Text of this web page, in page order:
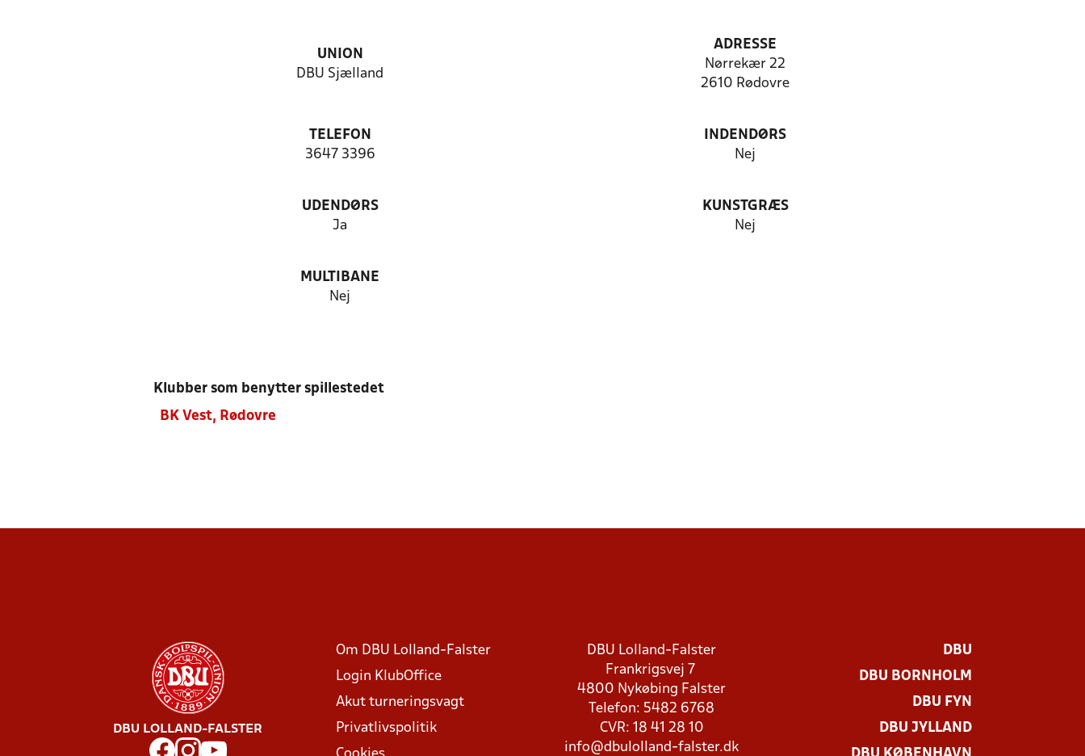
UNION
DBU Sjælland
ADRESSE
Nørrekær 22
2610 Rødovre
TELEFON
3647 3396
INDENDØRS
Nej
UDENDØRS
Ja
KUNSTGRÆS
Nej
MULTIBANE
Nej
Klubber som benytter spillestedet
BK Vest, Rødovre
DBU LOLLAND-FALSTER
Om DBU Lolland-Falster
Login KlubOffice
Akut turneringsvagt
Privatlivspolitik
DBU Lolland-Falster
Frankrigsvej 7
4800 Nykøbing Falster
Telefon: 5482 6768
CVR: 18 41 28 10
info@dbulolland-falster.dk
DBU
DBU BORNHOLM
DBU FYN
DBU JYLLAND